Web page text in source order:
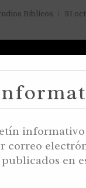
Bíblicos 31
correo
en